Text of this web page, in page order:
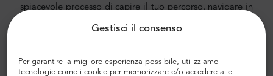
Gestisci il consenso
Per garantire la migliore esperienza possibile, utilizziamo
tecnologie come i cookie per memorizzare e/o accedere alle
spiacevole processo di capire il tuo percorso, navigare in
Alla ricerca di un trasferimento aeroportuale affidabile e